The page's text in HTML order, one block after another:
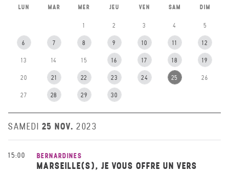
LUN MAR MER JEU VEN SAM DIM
1 2 3 4 5
6 7 8 9 10 11 12
13 14 15 16 17 18 19
20 21 22 23 24 25 26
27 28 29 30
SAMEDI 25 NOV. 2023
15:00 BERNARDINES
MARSEILLE(S), JE VOUS OFFRE UN VERS